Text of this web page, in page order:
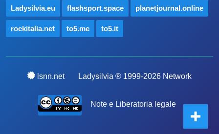
Ladysilvia.eu flashsport.space planetjournal.online
rockitalia.net to5.me to5.it
lsnn.net Ladysilvia ® 1999-2026 Network
Note e Liberatoria legale